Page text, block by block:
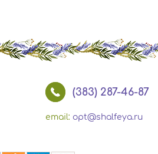
(383) 287-46-87
email: opt@shalfeya.ru